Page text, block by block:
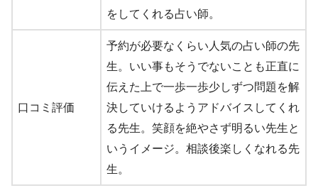
をしてくれる占い師。
口コミ評価
予約が必要なくらい人気の占い師の先
生。いい事もそうでないことも正直に
伝えた上で一歩一歩少しずつ問題を解
決していけるようアドバイスしてくれ
る先生。笑顔を絶やさず明るい先生と
いうイメージ。相談後楽しくなれる先
生。